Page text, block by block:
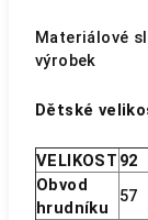
Materiálové
výrobek
Dětské
VELIKOST 92
Obvod
hrudníku
57